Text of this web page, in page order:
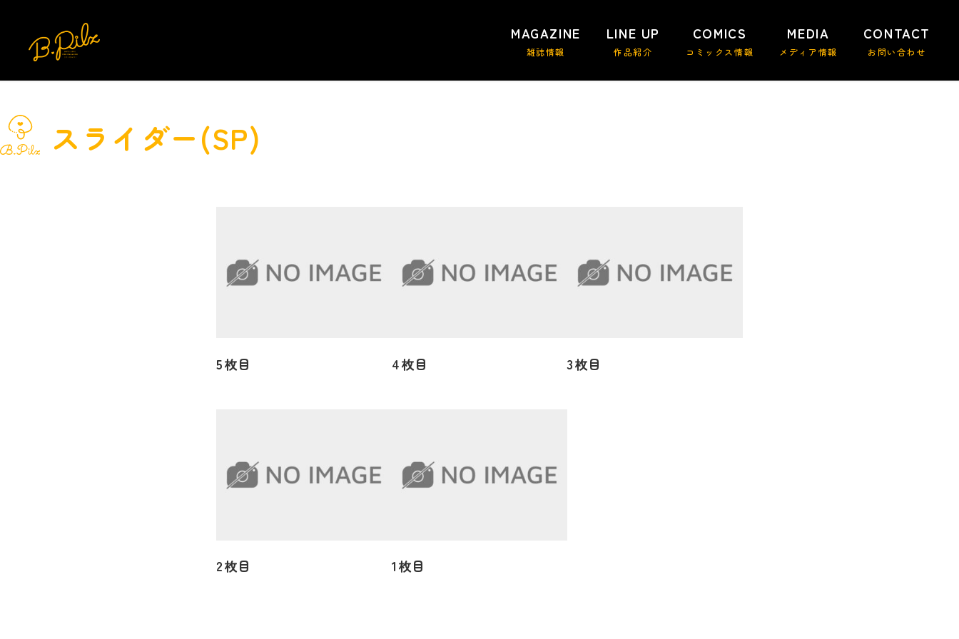
MAGAZINE
雑誌情報
LINE UP
作品紹介
COMICS
コミックス情報
MEDIA
メディア情報
CONTACT
お問い合わせ
スライダー(SP)
5枚目 4枚目 3枚目
2枚目 1枚目